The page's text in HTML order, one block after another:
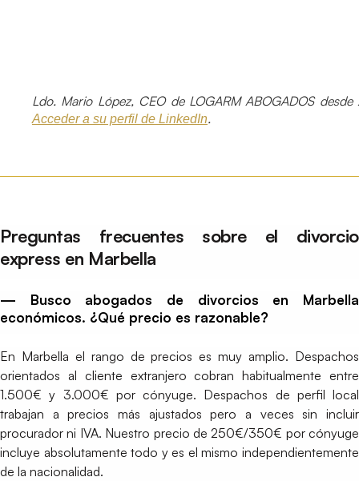
Ldo. Mario López, CEO de LOGARM ABOGADOS
Acceder a su perfil de LinkedIn.
Preguntas frecuentes sobre el divorcio
express en Marbella
— Busco abogados de divorcios en Marbella
económicos. ¿Qué precio es razonable?
En Marbella el rango de precios es muy amplio. Despachos
orientados al cliente extranjero cobran habitualmente entre
1.500€ y 3.000€ por cónyuge. Despachos de perfil local
trabajan a precios más ajustados pero a veces sin incluir
procurador ni IVA. Nuestro precio de 250€/350€ por cónyuge
incluye absolutamente todo y es el mismo independientemente
de la nacionalidad.